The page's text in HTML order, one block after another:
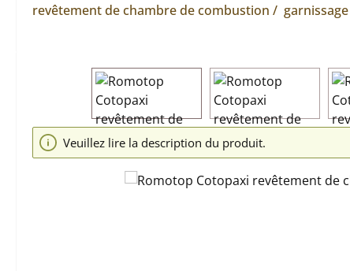
revêtement de chambre de combustion /
Ignorer la galerie d'images
Veuillez lire la description du produit.